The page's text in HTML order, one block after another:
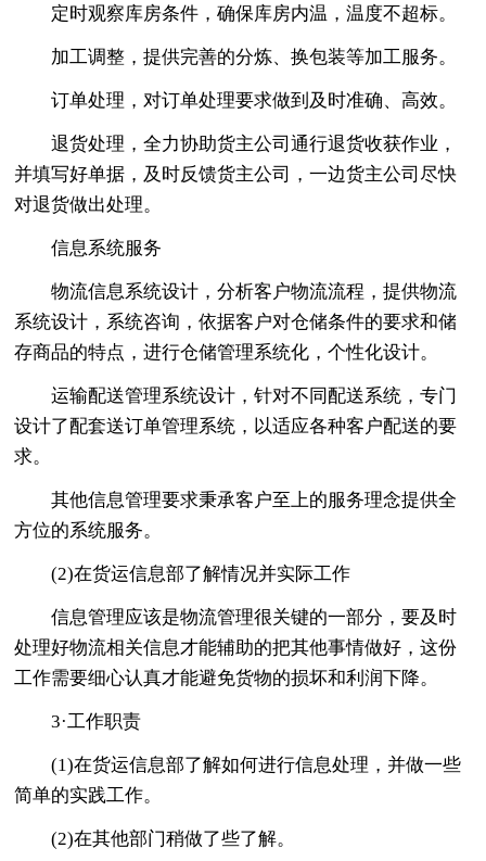
定时观察库房条件，确保库房内温，温度不超标。
加工调整，提供完善的分炼、换包装等加工服务。
订单处理，对订单处理要求做到及时准确、高效。
退货处理，全力协助货主公司通行退货收获作业，
并填写好单据，及时反馈货主公司，一边货主公司尽快
对退货做出处理。
信息系统服务
物流信息系统设计，分析客户物流流程，提供物流
系统设计，系统咨询，依据客户对仓储条件的要求和储
存商品的特点，进行仓储管理系统化，个性化设计。
运输配送管理系统设计，针对不同配送系统，专门
设计了配套送订单管理系统，以适应各种客户配送的要
求。
其他信息管理要求秉承客户至上的服务理念提供全
方位的系统服务。
(2)在货运信息部了解情况并实际工作
信息管理应该是物流管理很关键的一部分，要及时
处理好物流相关信息才能辅助的把其他事情做好，这份
工作需要细心认真才能避免货物的损坏和利润下降。
3·工作职责
(1)在货运信息部了解如何进行信息处理，并做一些
简单的实践工作。
(2)在其他部门稍做了些了解。